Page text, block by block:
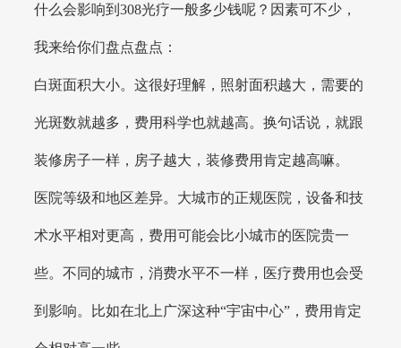
什么会影响到308光疗一般多少钱呢？因素可不少，
我来给你们盘点盘点：
白斑面积大小。这很好理解，照射面积越大，需要的
光斑数就越多，费用科学也就越高。换句话说，就跟
装修房子一样，房子越大，装修费用肯定越高嘛。
医院等级和地区差异。大城市的正规医院，设备和技
术水平相对更高，费用可能会比小城市的医院贵一
些。不同的城市，消费水平不一样，医疗费用也会受
到影响。比如在北上广深这种“宇宙中心”，费用肯定